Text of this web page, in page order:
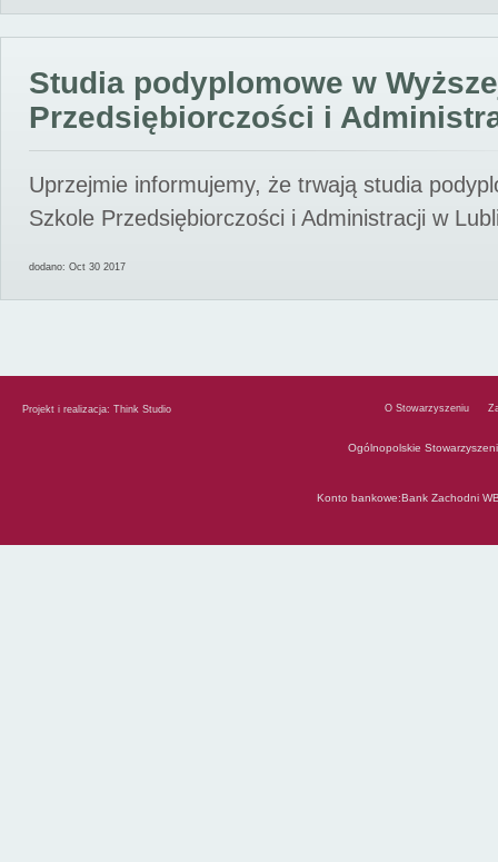
Studia podyplomowe w
Przedsiębiorczości i
Uprzejmie informujemy, że trwają studia
Szkole Przedsiębiorczości i Administracji w
dodano: Oct 30 2017
Projekt i realizacja: Think Studio O Stowarzyszeniu
Ogólnopolskie
Konto bankowe:Bank Zachodni